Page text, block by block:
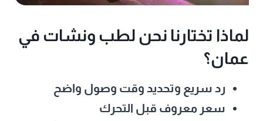
لماذا تختارنا نحن لطب ونشات في
عمان؟
رد سريع وتحديد وقت وصول واضح
سعر معروف قبل التحرك